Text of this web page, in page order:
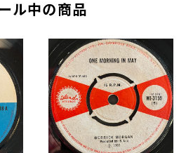
ル中の商品